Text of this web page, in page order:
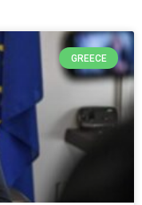
GREECE